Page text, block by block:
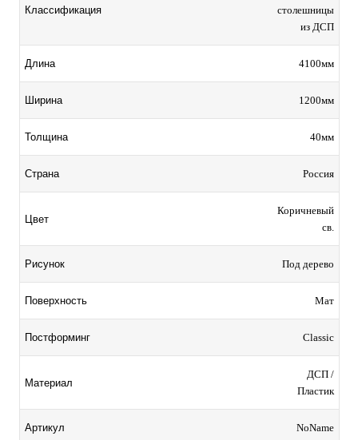
Классификация
столешницы
из ДСП
Длина 4100мм
Ширина 1200мм
Толщина 40мм
Страна Россия
Цвет
Коричневый
св.
Рисунок Под дерево
Поверхность Мат
Постформинг Classic
Материал
ДСП /
Пластик
Артикул NoName